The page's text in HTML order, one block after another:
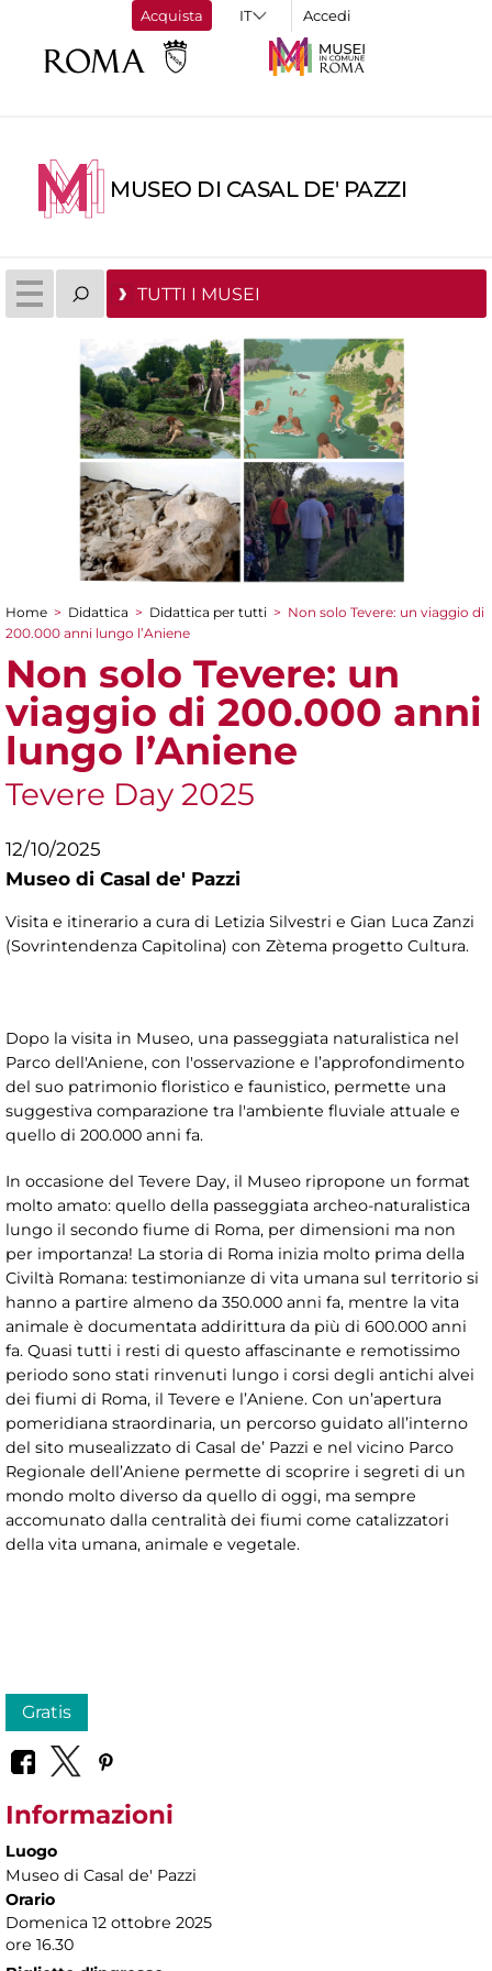
Acquista Accedi
MUSEO DI CASAL DE' PAZZI
TUTTI I MUSEI
Tu sei qui
Home > Didattica > Didattica per tutti > Non solo Tevere: un viaggio di
200.000 anni lungo l’Aniene
Non solo Tevere: un
viaggio di 200.000 anni
lungo l’Aniene
Tevere Day 2025
12/10/2025
Museo di Casal de' Pazzi
Visita e itinerario a cura di Letizia Silvestri e Gian Luca Zanzi
(Sovrintendenza Capitolina) con Zètema progetto Cultura.
Dopo la visita in Museo, una passeggiata naturalistica nel
Parco dell'Aniene, con l'osservazione e l’approfondimento
del suo patrimonio floristico e faunistico, permette una
suggestiva comparazione tra l'ambiente fluviale attuale e
quello di 200.000 anni fa.
In occasione del Tevere Day, il Museo ripropone un format
molto amato: quello della passeggiata archeo-naturalistica
lungo il secondo fiume di Roma, per dimensioni ma non
per importanza! La storia di Roma inizia molto prima della
Civiltà Romana: testimonianze di vita umana sul territorio si
hanno a partire almeno da 350.000 anni fa, mentre la vita
animale è documentata addirittura da più di 600.000 anni
fa. Quasi tutti i resti di questo affascinante e remotissimo
periodo sono stati rinvenuti lungo i corsi degli antichi alvei
dei fiumi di Roma, il Tevere e l’Aniene. Con un’apertura
pomeridiana straordinaria, un percorso guidato all’interno
del sito musealizzato di Casal de’ Pazzi e nel vicino Parco
Regionale dell’Aniene permette di scoprire i segreti di un
mondo molto diverso da quello di oggi, ma sempre
accomunato dalla centralità dei fiumi come catalizzatori
della vita umana, animale e vegetale.
Gratis
Informazioni
Luogo
Museo di Casal de' Pazzi
Orario
Domenica 12 ottobre 2025
ore 16.30